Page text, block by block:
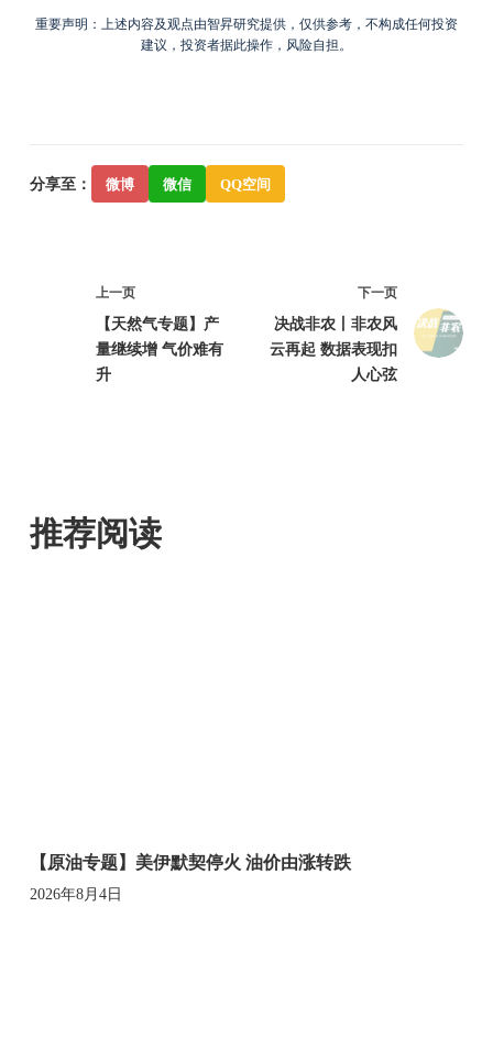
重要声明：上述内容及观点由智昇研究提供，仅供参考，不构成任何投资
建议，投资者据此操作，风险自担。
分享至： 微博 微信 QQ空间
上一页
【天然气专题】产
量继续增 气价难有
升
下一页
决战非农丨非农风
云再起 数据表现扣
人心弦
推荐阅读
【原油专题】美伊默契停火 油价由涨转跌
2026年8月4日